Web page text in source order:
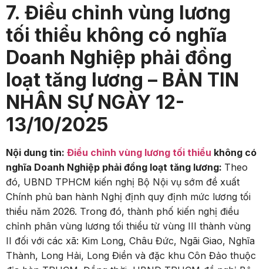
7. Điều chỉnh vùng lương
tối thiểu không có nghĩa
Doanh Nghiệp phải đồng
loạt tăng lương – BẢN TIN
NHÂN SỰ NGÀY 12-
13/10/2025
Nội dung tin: Điều chỉnh vùng lương tối thiểu không có
nghĩa Doanh Nghiệp phải đồng loạt tăng lương: Theo
đó, UBND TPHCM kiến nghị Bộ Nội vụ sớm đề xuất
Chính phủ ban hành Nghị định quy định mức lương tối
thiểu năm 2026. Trong đó, thành phố kiến nghị điều
chỉnh phân vùng lương tối thiểu từ vùng III thành vùng
II đối với các xã: Kim Long, Châu Đức, Ngãi Giao, Nghĩa
Thành, Long Hải, Long Điền và đặc khu Côn Đảo thuộc